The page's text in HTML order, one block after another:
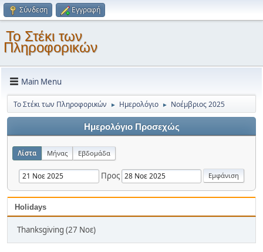
Σύνδεση Εγγραφή
Το Στέκι των
Πληροφορικών
Main Menu
Το Στέκι των Πληροφορικών ► Ημερολόγιο ► Νοέμβριος 2025
Ημερολόγιο Προσεχώς
Λίστα Μήνας Εβδομάδα
Προς
Holidays
Thanksgiving (27 Νοε)